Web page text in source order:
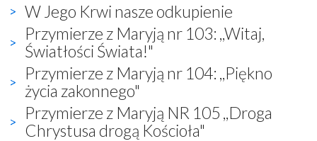
W Jego Krwi nasze odkupienie
Przymierze z Maryją nr 103: ,,Witaj,
Światłości Świata!"
Przymierze z Maryją nr 104: ,,Piękno
życia zakonnego"
Przymierze z Maryją NR 105 ,,Droga
Chrystusa drogą Kościoła"